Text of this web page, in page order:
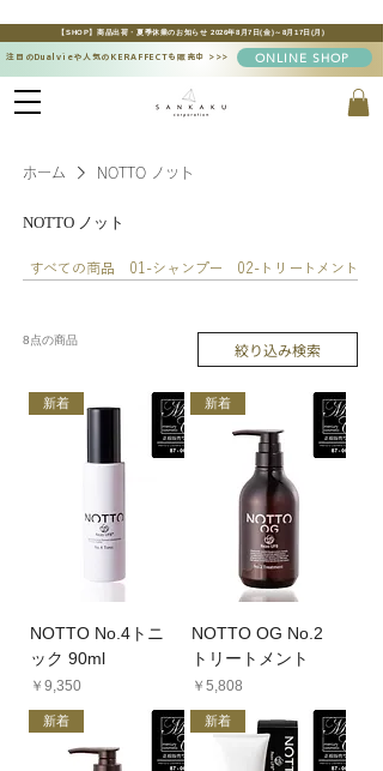
注目のDualvieや人気のKERAFFECTも販売中 >>> ONLINE SHOP
【SHOP】商品出荷・夏季休業のお知らせ 2026年8月7日(金)～8月17日(月)
ホーム NOTTO ノット
NOTTO ノット
すべての商品 01-シャンプー 02-トリートメント
8点の商品 絞り込み検索
新着
NOTTO No.4トニ
ック 90ml
価格
￥9,350
新着
NOTTO OG No.2
トリートメント
価格
￥5,808
新着 新着